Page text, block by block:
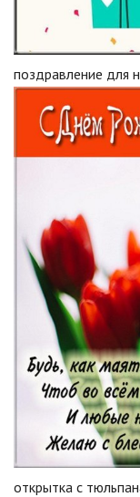
поздравление для
открытка с